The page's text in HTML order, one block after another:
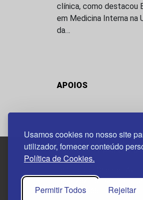
Usamos cookies no nosso site
utilizador, fornecer conteúdo
Política de Cookies.
Permitir Todos Rejeitar
clínica, como destacou
em Medicina Interna na
da…
APOIOS
1800-282 Lisboa |
21 850 40 65